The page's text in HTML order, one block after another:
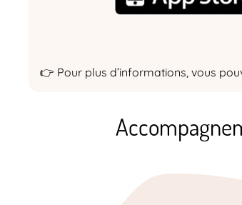
👉 Pour plus d’informations, vous